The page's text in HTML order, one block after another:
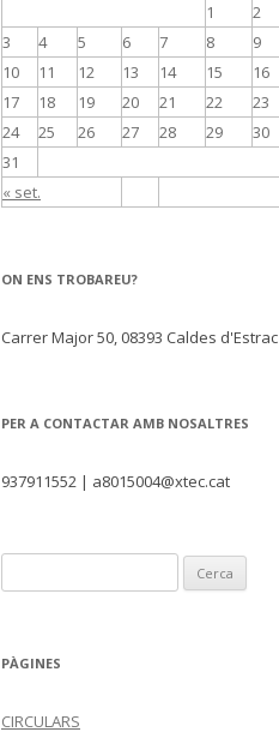
« set.
1
2
3
4 5 6 7 8
9
10
11 12 13 14 15
16
17
18 19 20 21 22
23
24
25 26 27 28 29
30
31
ON ENS TROBAREU?
Carrer Major 50, 08393 Caldes d'Estrac
PER A CONTACTAR AMB NOSALTRES
937911552 | a8015004@xtec.cat
e
c
:
PÀGINES
CIRCULARS